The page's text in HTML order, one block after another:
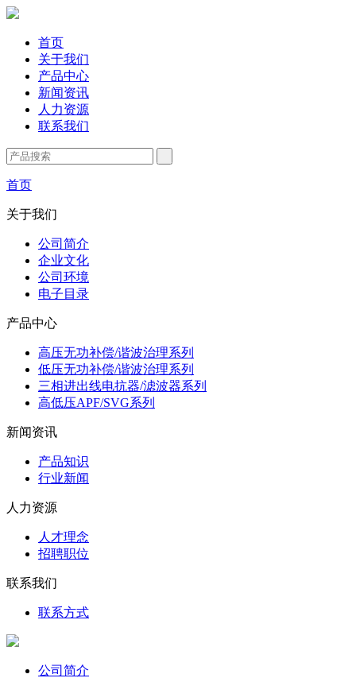
首页
关于我们
产品中心
新闻资讯
人力资源
联系我们
首页
关于我们
公司简介
企业文化
公司环境
电子目录
产品中心
高压无功补偿/谐波治理系列
低压无功补偿/谐波治理系列
三相进出线电抗器/滤波器系列
高低压APF/SVG系列
新闻资讯
产品知识
行业新闻
人力资源
人才理念
招聘职位
联系我们
联系方式
公司简介